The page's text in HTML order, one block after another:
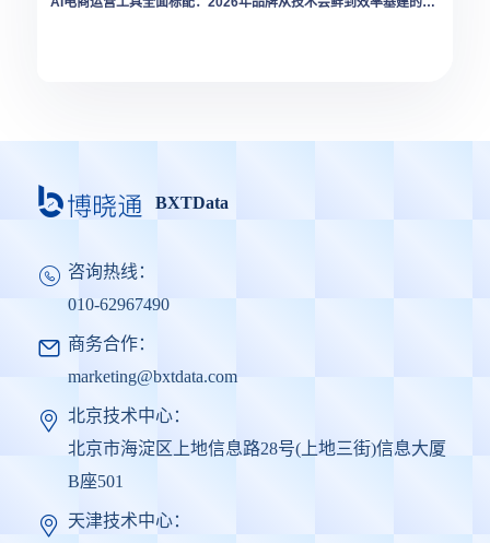
BXTData
咨询热线：
010-62967490
商务合作：
marketing@bxtdata.com
北京技术中心：
北京市海淀区上地信息路28号(上地三街)信息大厦
B座501
天津技术中心：